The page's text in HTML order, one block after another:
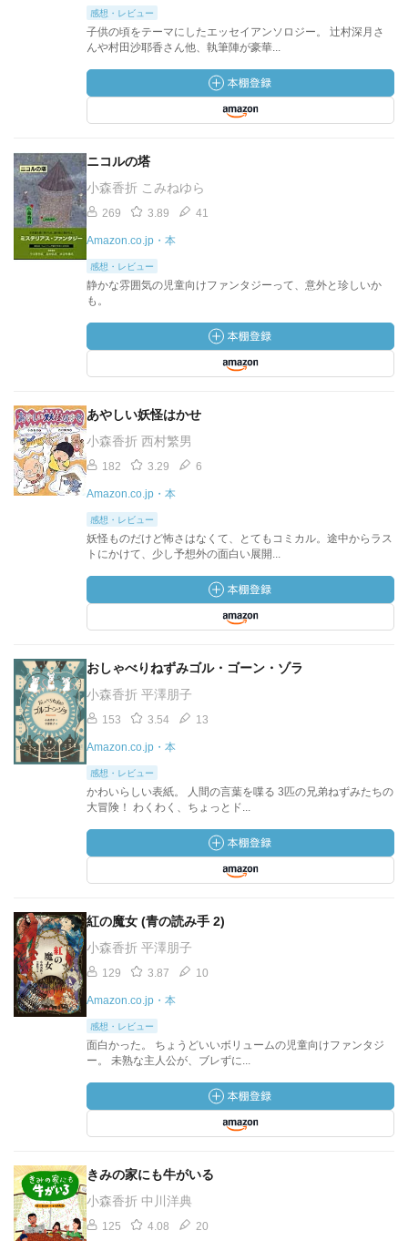
感想・レビュー
子供の頃をテーマにしたエッセイアンソロジー。 辻村深月さ
んや村田沙耶香さん他、執筆陣が豪華...
ニコルの塔
小森香折 こみねゆら
269 3.89 41
Amazon.co.jp・本
感想・レビュー
静かな雰囲気の児童向けファンタジーって、意外と珍しいか
も。
あやしい妖怪はかせ
小森香折 西村繁男
182 3.29 6
Amazon.co.jp・本
感想・レビュー
妖怪ものだけど怖さはなくて、とてもコミカル。途中からラス
トにかけて、少し予想外の面白い展開...
おしゃべりねずみゴル・ゴーン・ゾラ
小森香折 平澤朋子
153 3.54 13
Amazon.co.jp・本
感想・レビュー
かわいらしい表紙。 人間の言葉を喋る 3匹の兄弟ねずみたちの
大冒険！ わくわく、ちょっとド...
紅の魔女 (青の読み手 2)
小森香折 平澤朋子
129 3.87 10
Amazon.co.jp・本
感想・レビュー
面白かった。 ちょうどいいボリュームの児童向けファンタジ
ー。 未熟な主人公が、ブレずに...
きみの家にも牛がいる
小森香折 中川洋典
125 4.08 20